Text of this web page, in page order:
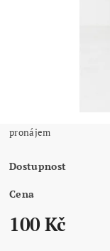
pronájem
Dostupnost
Cena
100 Kč